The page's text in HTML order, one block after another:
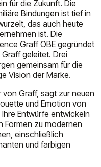
für die Zukunft. Die
Bindungen ist tief in
das auch heute
ist. Die
Graff OBE gegründet
geleitet. Drei
gemeinsam für die
Vision der Marke.
Graff, sagt zur neuen
und Emotion von
Entwürfe entwickeln
Formen zu modernen
einschließlich
und farbigen